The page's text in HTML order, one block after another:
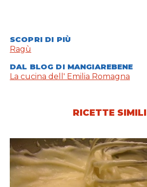
SCOPRI DI PIÙ
Ragù
DAL BLOG DI MANGIAREBENE
La cucina dell' Emilia Romagna
RICETTE SIMILI